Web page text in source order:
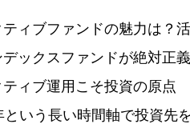
ティブファンドの魅力は？
デックスファンドが絶対正
ティブ運用こそ投資の原点
という長い時間軸で投資先